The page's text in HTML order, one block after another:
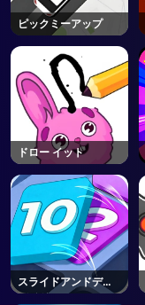
ピックミーアップ
ドロー イット
スライドアンドディ
バイド